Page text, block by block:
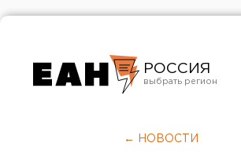
РОССИЯ
Челябинск
← НОВОСТИ